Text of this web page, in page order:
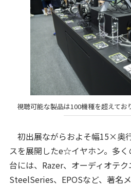
視聴可能な製品は100機種を超えてお
初出展ながらおよそ幅15×奥
スを展開したe☆イヤホン。多く
台には、Razer、オーディオテク
SteelSeries、EPOSなど、著名